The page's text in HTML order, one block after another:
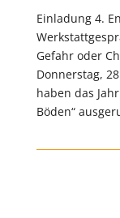
Einladung 4.
Gefahr oder
Donnerstag,
haben das
Böden“